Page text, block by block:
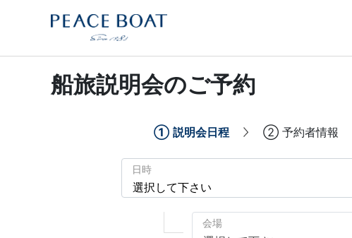
船旅説明会のご予約
① 説明会日程 ② 予約者情報
日時
会場